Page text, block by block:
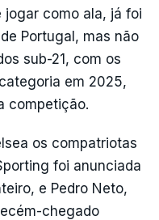
jogar como ala, já foi
Portugal, mas não
sub-21, com os
em 2025,
competição.
os compatriotas
foi anunciada
e Pedro Neto,
chegado